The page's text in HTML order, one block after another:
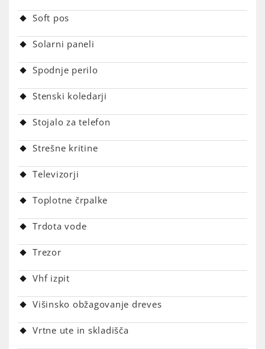
Soft pos
Solarni paneli
Spodnje perilo
Stenski koledarji
Stojalo za telefon
Strešne kritine
Televizorji
Toplotne črpalke
Trdota vode
Trezor
Vhf izpit
Višinsko obžagovanje dreves
Vrtne ute in skladišča